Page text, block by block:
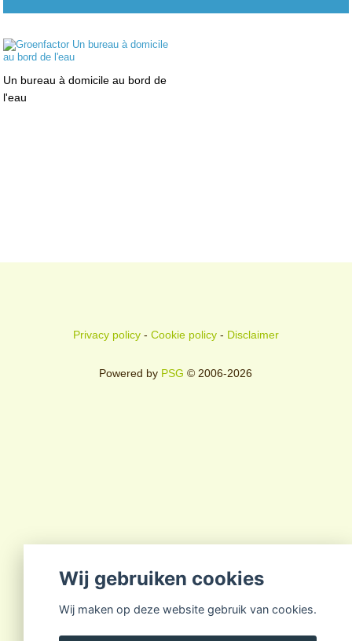
Un bureau à domicile au bord de
l'eau
Privacy policy- Cookie policy- Disclaimer
Powered by PSG © 2006-2026
Wij gebruiken cookies
Wij maken op deze website gebruik van cookies.